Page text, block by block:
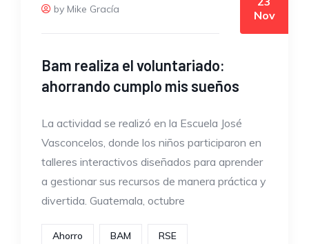
by Mike Gracía
Nov
Bam realiza el voluntariado:
ahorrando cumplo mis sueños
La actividad se realizó en la Escuela José
Vasconcelos, donde los niños participaron en
talleres interactivos diseñados para aprender
a gestionar sus recursos de manera práctica y
divertida. Guatemala, octubre
Ahorro BAM RSE